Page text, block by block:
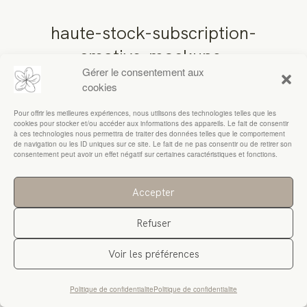
Gérer le consentement aux
cookies
Pour offrir les meilleures expériences, nous utilisons des technologies telles que les
cookies pour stocker et/ou accéder aux informations des appareils. Le fait de consentir
à ces technologies nous permettra de traiter des données telles que le comportement
de navigation ou les ID uniques sur ce site. Le fait de ne pas consentir ou de retirer son
consentement peut avoir un effet négatif sur certaines caractéristiques et fonctions.
Accepter
Refuser
Voir les préférences
Politique de confidentialitePolitique de confidentialite
RESSOURCES
haute-stock-subscription-
creative-mockups-
collection-final-8-27